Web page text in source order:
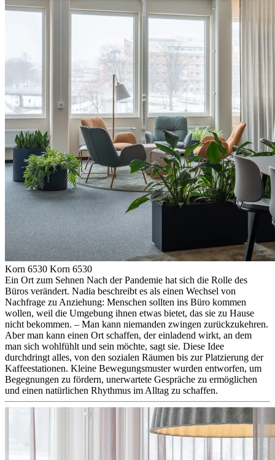
Korn 6530 Korn 6530
Ein Ort zum Sehnen Nach der Pandemie hat sich die Rolle des
Büros verändert. Nadia beschreibt es als einen Wechsel von
Nachfrage zu Anziehung: Menschen sollten ins Büro kommen
wollen, weil die Umgebung ihnen etwas bietet, das sie zu Hause
nicht bekommen. – Man kann niemanden zwingen zurückzukehren.
Aber man kann einen Ort schaffen, der einladend wirkt, an dem
man sich wohlfühlt und sein möchte, sagt sie. Diese Idee
durchdringt alles, von den sozialen Räumen bis zur Platzierung der
Kaffeestationen. Kleine Bewegungsmuster wurden entworfen, um
Begegnungen zu fördern, unerwartete Gespräche zu ermöglichen
und einen natürlichen Rhythmus im Alltag zu schaffen.